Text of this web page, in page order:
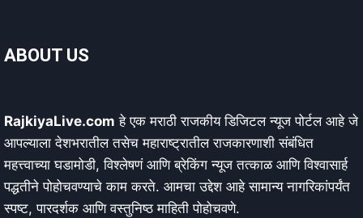
ABOUT US
RajkiyaLive.com हे एक मराठी राजकीय डिजिटल न्यूज पोर्टल आहे जे
आपल्याला देशभरातील तसेच महाराष्ट्रातील राजकारणाशी संबंधित
महत्त्वाच्या घडामोडी, विश्लेषणं आणि ब्रेकिंग न्यूज तत्काळ आणि विश्वासार्ह
पद्धतीने पोहोचवण्याचे काम करते. आमचा उद्देश आहे सामान्य नागरिकांपर्यंत
स्पष्ट, पारदर्शक आणि वस्तुनिष्ठ माहिती पोहोचवणे.